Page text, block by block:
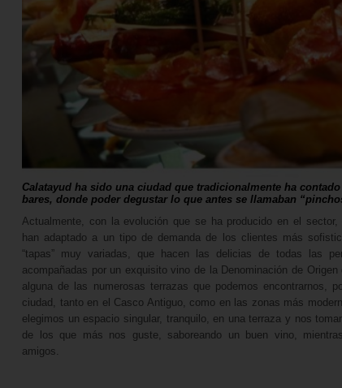
Calatayud ha sido una ciudad que tradicionalmente ha
bares, donde poder degustar lo que antes se llamaban
Actualmente, con la evolución que se ha producido en el
han adaptado a un tipo de demanda de los clientes más
“tapas” muy variadas, que hacen las delicias de todas las
acompañadas por un exquisito vino de la Denominación de
alguna de las numerosas terrazas que podemos encontrarnos,
ciudad, tanto en el Casco Antiguo, como en las zonas más
elegimos un espacio singular, tranquilo, en una terraza y nos
de los que más nos guste, saboreando un buen vino,
amigos.